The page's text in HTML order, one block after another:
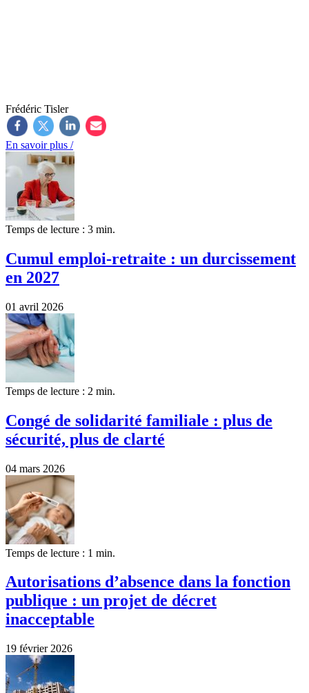
Frédéric Tisler
En savoir plus /
Temps de lecture : 3 min.
Cumul emploi-retraite : un durcissement
en 2027
01 avril 2026
Temps de lecture : 2 min.
Congé de solidarité familiale : plus de
sécurité, plus de clarté
04 mars 2026
Temps de lecture : 1 min.
Autorisations d’absence dans la fonction
publique : un projet de décret
inacceptable
19 février 2026